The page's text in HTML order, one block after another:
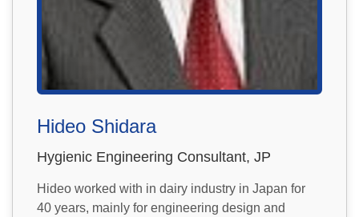
Hideo Shidara
Hygienic Engineering Consultant, JP
Hideo worked with in dairy industry in Japan for
40 years, mainly for engineering design and